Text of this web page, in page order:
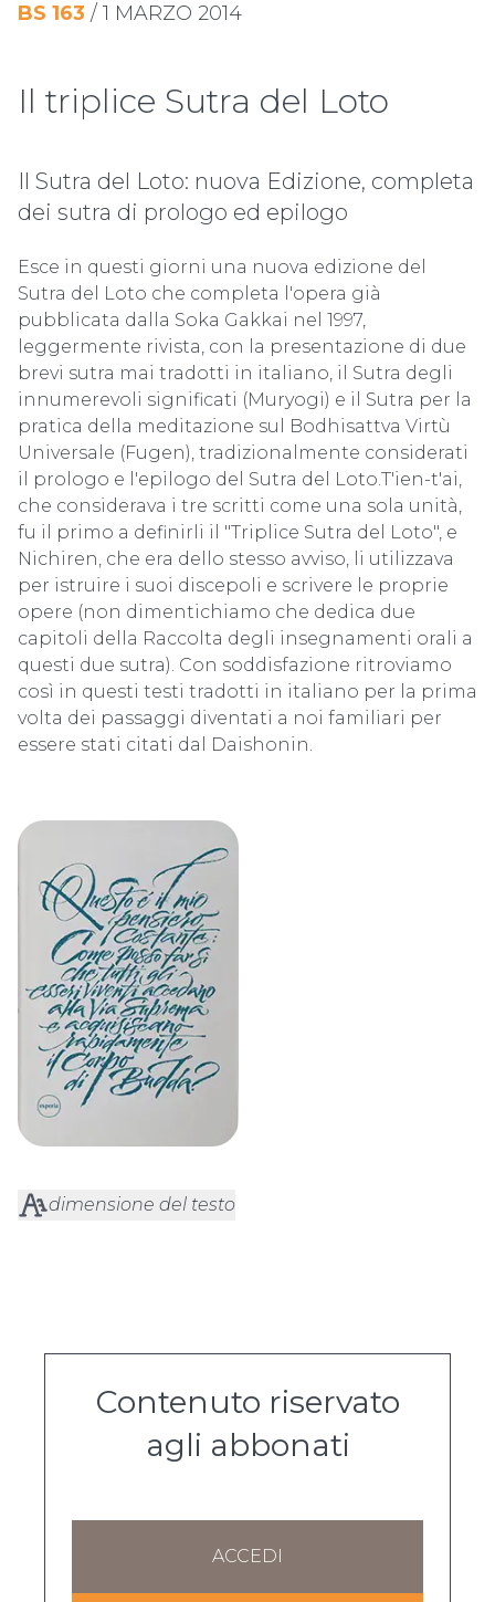
BS 163 / 1 MARZO 2014
Il triplice Sutra del Loto
Il Sutra del Loto: nuova Edizione, completa
dei sutra di prologo ed epilogo
Esce in questi giorni una nuova edizione del
Sutra del Loto che completa l'opera già
pubblicata dalla Soka Gakkai nel 1997,
leggermente rivista, con la presentazione di due
brevi sutra mai tradotti in italiano, il Sutra degli
innumerevoli significati (Muryogi) e il Sutra per la
pratica della meditazione sul Bodhisattva Virtù
Universale (Fugen), tradizionalmente considerati
il prologo e l'epilogo del Sutra del Loto.T'ien-t'ai,
che considerava i tre scritti come una sola unità,
fu il primo a definirli il "Triplice Sutra del Loto", e
Nichiren, che era dello stesso avviso, li utilizzava
per istruire i suoi discepoli e scrivere le proprie
opere (non dimentichiamo che dedica due
capitoli della Raccolta degli insegnamenti orali a
questi due sutra). Con soddisfazione ritroviamo
così in questi testi tradotti in italiano per la prima
volta dei passaggi diventati a noi familiari per
essere stati citati dal Daishonin.
dimensione del testo
Contenuto riservato
agli abbonati
ACCEDI